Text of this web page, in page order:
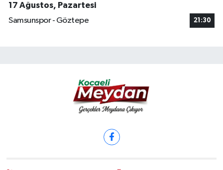
17 Ağustos, Pazartesi
Samsunspor - Göztepe
21:30